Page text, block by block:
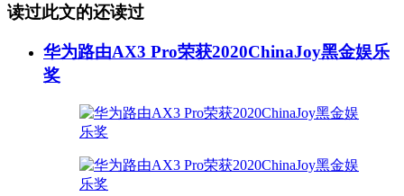
读过此文的还读过
华为路由AX3 Pro荣获2020ChinaJoy黑金娱乐
奖